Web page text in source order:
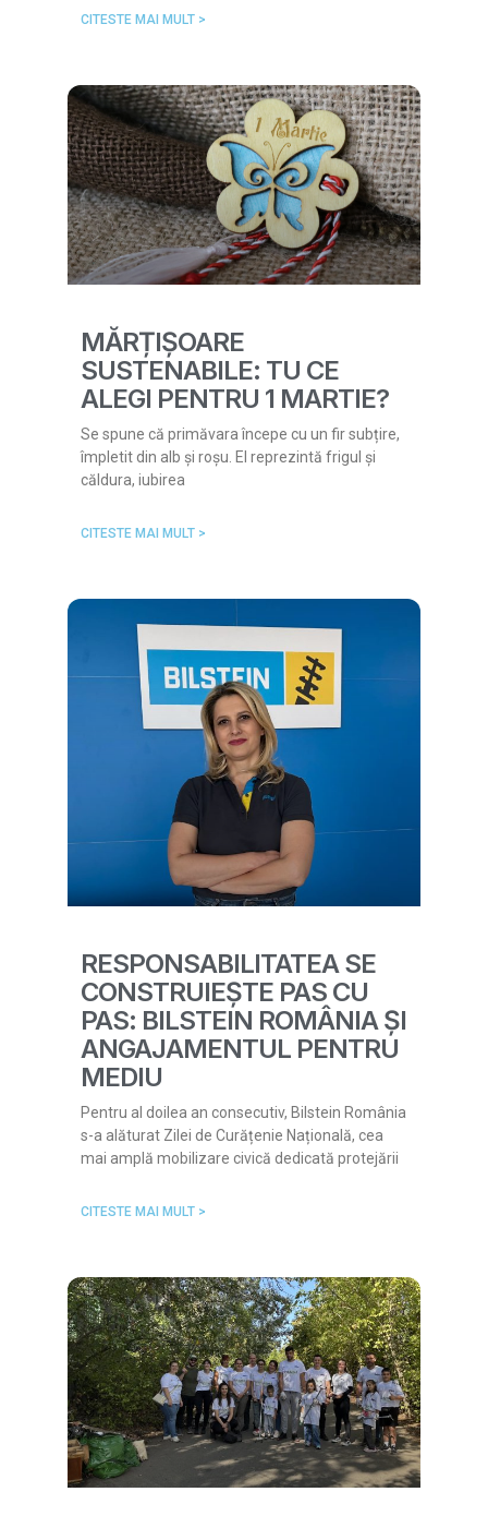
CITESTE MAI MULT >
MĂRȚIȘOARE
SUSTENABILE: TU CE
ALEGI PENTRU 1 MARTIE?
Se spune că primăvara începe cu un fir subțire,
împletit din alb și roșu. El reprezintă frigul și
căldura, iubirea
CITESTE MAI MULT >
RESPONSABILITATEA SE
CONSTRUIEȘTE PAS CU
PAS: BILSTEIN ROMÂNIA ȘI
ANGAJAMENTUL PENTRU
MEDIU
Pentru al doilea an consecutiv, Bilstein România
s-a alăturat Zilei de Curățenie Națională, cea
mai amplă mobilizare civică dedicată protejării
CITESTE MAI MULT >